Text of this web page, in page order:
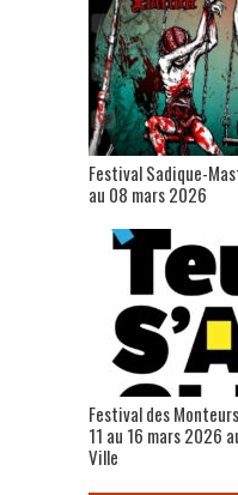
Festival Sadique-
au 08 mars 2026
Festival des
11 au 16 mars 2026
Ville